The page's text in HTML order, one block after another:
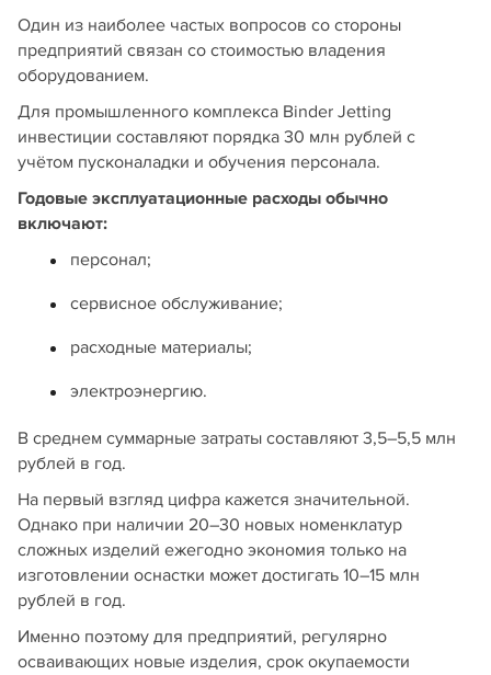
Один из наиболее частых вопросов со стороны
предприятий связан со стоимостью владения
оборудованием.
Для промышленного комплекса Binder Jetting
инвестиции составляют порядка 30 млн рублей с
учётом пусконаладки и обучения персонала.
Годовые эксплуатационные расходы обычно
включают:
персонал;
сервисное обслуживание;
расходные материалы;
электроэнергию.
В среднем суммарные затраты составляют 3,5–5,5 млн
рублей в год.
На первый взгляд цифра кажется значительной.
Однако при наличии 20–30 новых номенклатур
сложных изделий ежегодно экономия только на
изготовлении оснастки может достигать 10–15 млн
рублей в год.
Именно поэтому для предприятий, регулярно
осваивающих новые изделия, срок окупаемости